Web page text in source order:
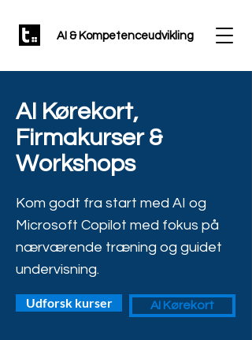
AI & Kompetenceudvikling
AI Kørekort,
Firmakurser &
Workshops
Kom godt fra start med AI og
Microsoft Copilot med fokus på
nærværende træning og guidet
undervisning.
Udforsk kurser AI Kørekort